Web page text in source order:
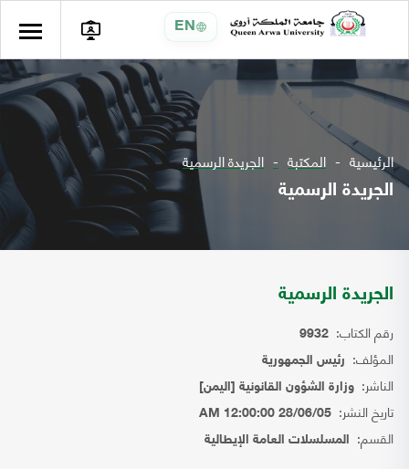
EN
الرئيسية المكتبة الجريدة الرسمية
الجريدة الرسمية
الجريدة الرسمية
رقم الكتاب: 9932
المؤلف: رئيس الجمهورية
الناشر: وزارة الشؤون القانونية [اليمن]
تاريخ النشر: 28/06/05 12:00:00 AM
القسم: المسلسلات العامة الإيطالية